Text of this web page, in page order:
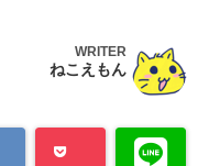
WRITER
ねこえもん